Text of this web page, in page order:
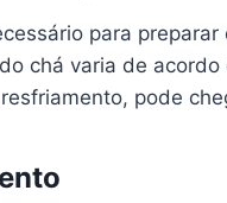
para
chá varia de
pode